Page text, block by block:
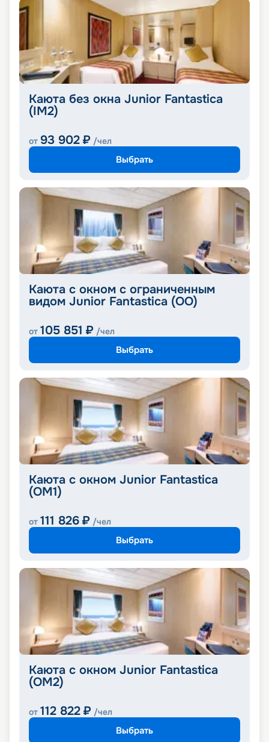
Каюта без окна Junior Fantastica
(IM2)
от 93 902 ₽ /чел
Выбрать
Каюта с окном с ограниченным
видом Junior Fantastica (OO)
от 105 851 ₽ /чел
Выбрать
Каюта с окном Junior Fantastica
(OM1)
от 111 826 ₽ /чел
Выбрать
Каюта с окном Junior Fantastica
(OM2)
от 112 822 ₽ /чел
Выбрать